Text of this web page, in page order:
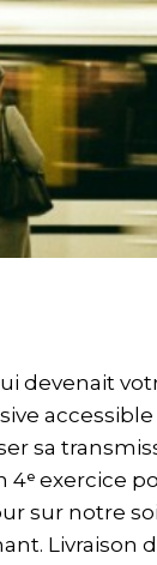
devenait
sa
4ᵉ exercice
sur notre
Livraison